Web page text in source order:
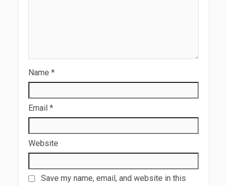
Name *
Email *
Website
Save my name, email, and website in this